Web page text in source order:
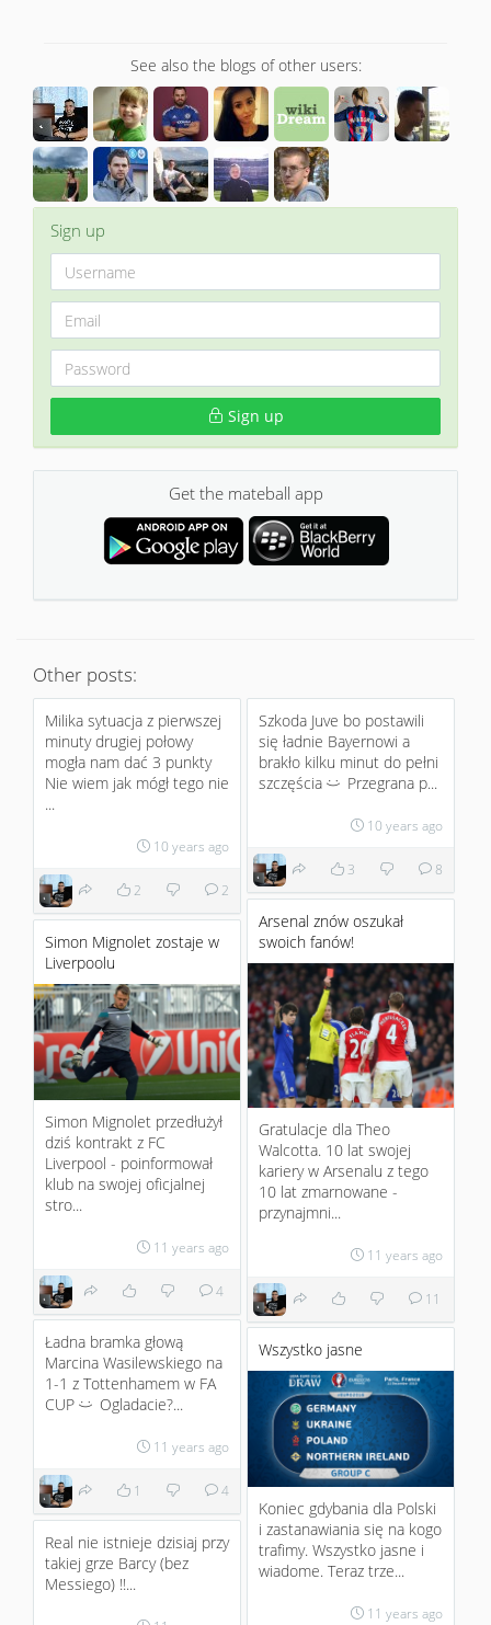
See also the blogs of other users:
Sign up
Sign up
Get the mateball app
Other posts:
Milika sytuacja z pierwszej
minuty drugiej połowy
mogła nam dać 3 punkty
Nie wiem jak mógł tego nie
...
10 years ago
2 2
Szkoda Juve bo postawili
się ładnie Bayernowi a
brakło kilku minut do pełni
szczęścia :) Przegrana p...
10 years ago
3 8
Arsenal znów oszukał
swoich fanów!
Gratulacje dla Theo
Walcotta. 10 lat swojej
kariery w Arsenalu z tego
10 lat zmarnowane -
przynajmni...
11 years ago
11
Simon Mignolet zostaje w
Liverpoolu
Simon Mignolet przedłużył
dziś kontrakt z FC
Liverpool - poinformował
klub na swojej oficjalnej
stro...
11 years ago
4
Ładna bramka głową
Marcina Wasilewskiego na
1-1 z Tottenhamem w FA
CUP :) Ogladacie?...
11 years ago
1 4
Wszystko jasne
Koniec gdybania dla Polski
i zastanawiania się na kogo
trafimy. Wszystko jasne i
wiadome. Teraz trze...
11 years ago
Real nie istnieje dzisiaj przy
takiej grze Barcy (bez
Messiego) !!...